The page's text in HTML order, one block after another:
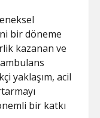
bir döneme
kazanan ve
yaklaşım, acil
bir katkı